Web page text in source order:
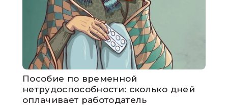
Пособие по временной
нетрудоспособности: сколько дней
оплачивает работодатель